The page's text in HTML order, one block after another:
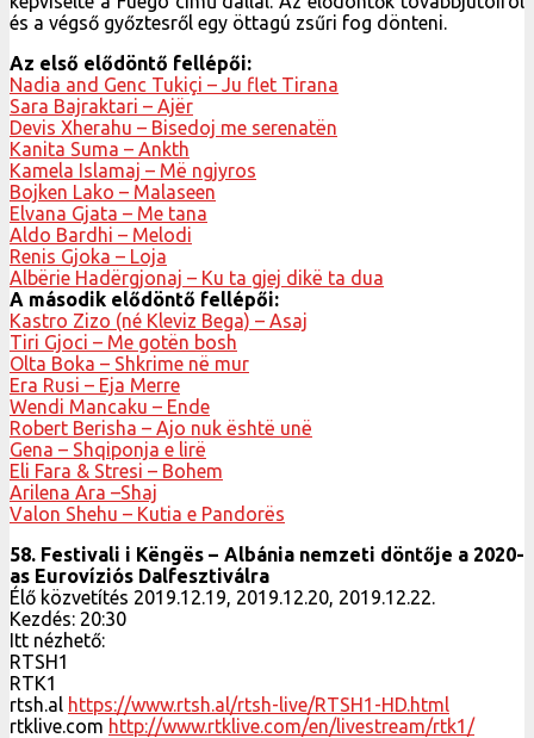
és a végső győztesről egy öttagú zsűri fog dönteni.
Az első elődöntő fellépői:
Nadia and Genc Tukiçi – Ju flet Tirana
Sara Bajraktari – Ajër
Devis Xherahu – Bisedoj me serenatën
Kanita Suma – Ankth
Kamela Islamaj – Më ngjyros
Bojken Lako – Malaseen
Elvana Gjata – Me tana
Aldo Bardhi – Melodi
Renis Gjoka – Loja
Albërie Hadërgjonaj – Ku ta gjej dikë ta dua
A második elődöntő fellépői:
Kastro Zizo (né Kleviz Bega) – Asaj
Tiri Gjoci – Me gotën bosh
Olta Boka – Shkrime në mur
Era Rusi – Eja Merre
Wendi Mancaku – Ende
Robert Berisha – Ajo nuk është unë
Gena – Shqiponja e lirë
Eli Fara & Stresi – Bohem
Arilena Ara –Shaj
Valon Shehu – Kutia e Pandorës
58. Festivali i Këngës – Albánia nemzeti döntője a 2020-
as Eurovíziós Dalfesztiválra
Élő közvetítés 2019.12.19, 2019.12.20, 2019.12.22.
Kezdés: 20:30
Itt nézhető:
RTSH1
RTK1
rtsh.al https://www.rtsh.al/rtsh-live/RTSH1-HD.html
rtklive.com http://www.rtklive.com/en/livestream/rtk1/